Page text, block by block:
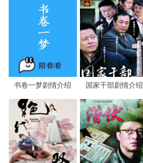
书卷一梦剧情介绍 国家干部剧情介绍